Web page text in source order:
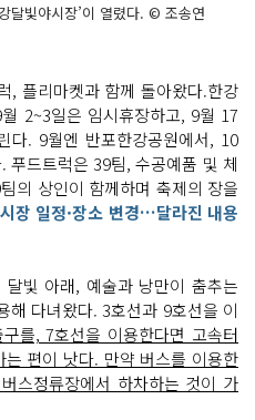
달빛야시장’이 열렸다. © 조송연
, 플리마켓과 함께 돌아왔다.한강
2~3일은 임시휴장하고, 9월 17
다. 9월엔 반포한강공원에서, 10
푸드트럭은 39팀, 수공예품 및 체
의 상인이 함께하며 축제의 장을
장 일정·장소 변경…달라진 내용
빛 아래, 예술과 낭만이 춤추는
해 다녀왔다. 3호선과 9호선을 이
를, 7호선을 이용한다면 고속터
편이 낫다. 만약 버스를 이용한
스정류장에서 하차하는 것이 가